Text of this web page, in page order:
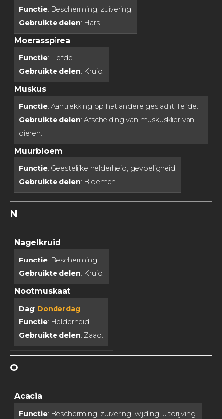
Functie: Bescherming, zuivering.
Gebruikte delen: Hars.
Moerasspirea
Functie: Liefde.
Gebruikte delen: Kruid.
Muskus
Functie: Aantrekking op het andere geslacht, liefde.
Gebruikte delen: Afscheiding van muskusklier van
dieren.
Muurbloem
Functie: Geestelijke helderheid, gevoeligheid.
Gebruikte delen: Bloemen.
N
Nagelkruid
Functie: Bescherming.
Gebruikte delen: Kruid.
Nootmuskaat
Dag: Donderdag
Functie: Helderheid.
Gebruikte delen: Zaad.
O
Acacia
Functie: Bescherming, zuivering, wijding, uitdrijving.